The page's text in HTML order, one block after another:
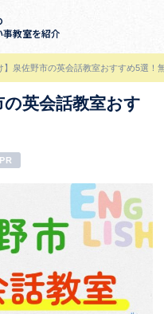
教室を紹介
】泉佐野市の英会話教室おすすめ5選！
の英会話教室おす
PR